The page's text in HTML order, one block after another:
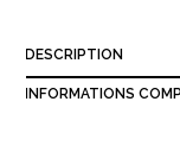
DESCRIPTION
INFORMATIONS